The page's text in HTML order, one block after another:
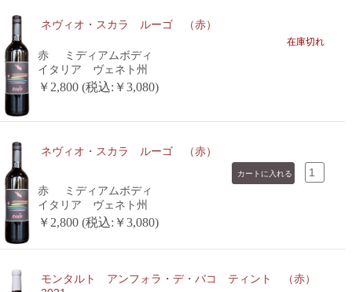
ネヴィオ・スカラ ルーゴ （赤）
在庫切れ
赤
ミディアムボディ
イタリア ヴェネト州
￥2,800 (税込:￥3,080)
ネヴィオ・スカラ ルーゴ （赤）
赤
ミディアムボディ
イタリア ヴェネト州
￥2,800 (税込:￥3,080)
モンタルト アンフォラ・デ・バコ ティント （赤）